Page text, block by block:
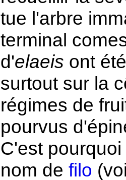
tue l'arbre
terminal
d'elaeis ont
surtout sur la
régimes de
pourvus
C'est
nom de filo